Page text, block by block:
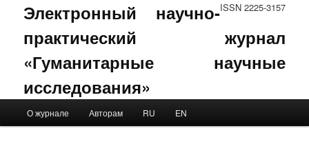
ISSN 2225-3157
Электронный научно-
практический журнал
«Гуманитарные научные
исследования»
Skip to primary content
Skip to secondary content
О журнале Авторам RU EN